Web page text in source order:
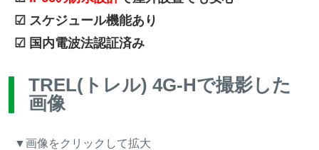
☑ スケジュール機能あり
☑ 国内電波法認証済み
TREL(トレル) 4G-Hで撮影した
画像
▼画像をクリックして拡大